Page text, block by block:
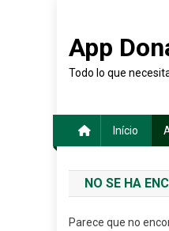
contenido
App
Todo lo que
Início
NO SE HA
Parece que no